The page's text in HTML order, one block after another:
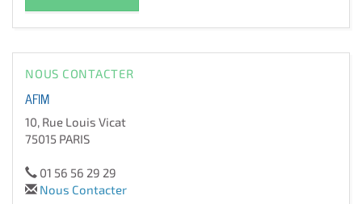
NOUS CONTACTER
AFIM
10, Rue Louis Vicat
75015 PARIS
01 56 56 29 29
Nous Contacter